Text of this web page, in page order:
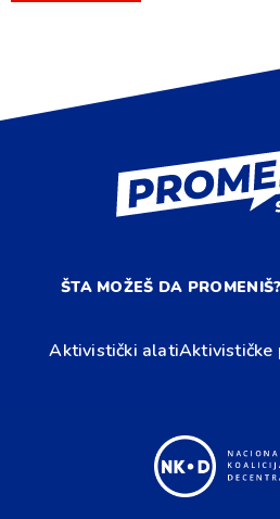
ŠTA MOŽEŠ DA PROMENIŠ?
Aktivistički alatiAktivističke